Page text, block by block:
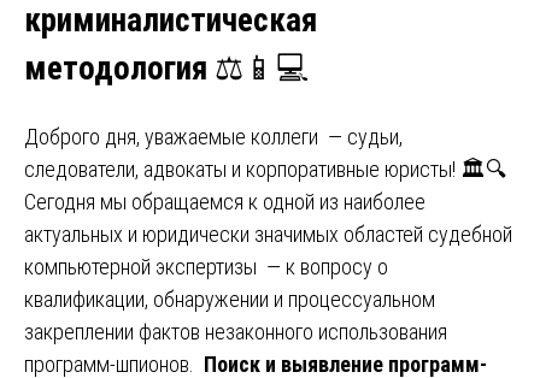
криминалистическая
методология ⚖️📱💻
Доброго дня, уважаемые коллеги — судьи,
следователи, адвокаты и корпоративные юристы! 🏛️🔍
Сегодня мы обращаемся к одной из наиболее
актуальных и юридически значимых областей судебной
компьютерной экспертизы — к вопросу о
квалификации, обнаружении и процессуальном
закреплении фактов незаконного использования
программ-шпионов. Поиск и выявление программ-